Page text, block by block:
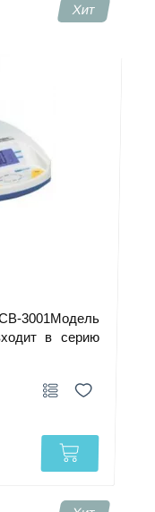
Хит
3001Модель
в серию